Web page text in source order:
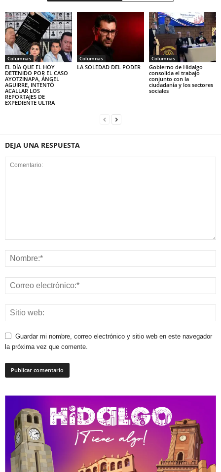
Columnas
EL DÍA QUE EL HOY
DETENIDO POR EL CASO
AYOTZINAPA, ÁNGEL
AGUIRRE, INTENTÓ
ACALLAR LOS
REPORTAJES DE
EXPEDIENTE ULTRA
Columnas
LA SOLEDAD DEL PODER
Columnas
Gobierno de Hidalgo
consolida el trabajo
conjunto con la
ciudadanía y los sectores
sociales
DEJA UNA RESPUESTA
Guardar mi nombre, correo electrónico y sitio web en este navegador
la próxima vez que comente.